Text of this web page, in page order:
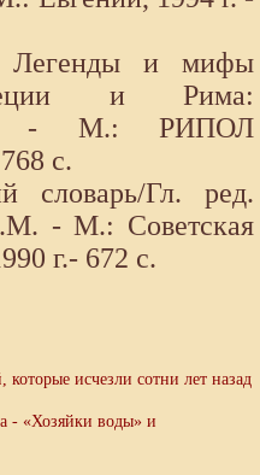
Легенды и мифы
и Рима:
- М.: РИПОЛ
с.
словарь/Гл. ред.
- М.: Советская
г.- 672 с.
исчезли сотни лет назад
- «Хозяйки воды» и